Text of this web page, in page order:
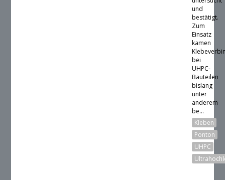
und
bestätigt.
Zum
Einsatz
kamen
bei
UHPC-
Bauteilen
bislang
unter
anderem
be...
Kleben
Ponton
UHPC